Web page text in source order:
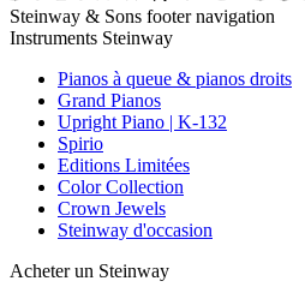
Steinway & Sons footer navigation
Instruments Steinway
Pianos à queue & pianos droits
Grand Pianos
Upright Piano | K-132
Spirio
Editions Limitées
Color Collection
Crown Jewels
Steinway d'occasion
Acheter un Steinway